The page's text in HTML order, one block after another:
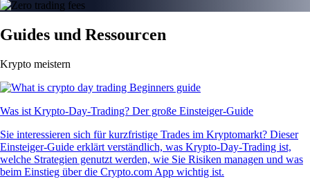
Guides und Ressourcen
Krypto meistern
Was ist Krypto-Day-Trading? Der große Einsteiger-Guide
Sie interessieren sich für kurzfristige Trades im Kryptomarkt? Dieser
Einsteiger-Guide erklärt verständlich, was Krypto-Day-Trading ist,
welche Strategien genutzt werden, wie Sie Risiken managen und was
beim Einstieg über die Crypto.com App wichtig ist.